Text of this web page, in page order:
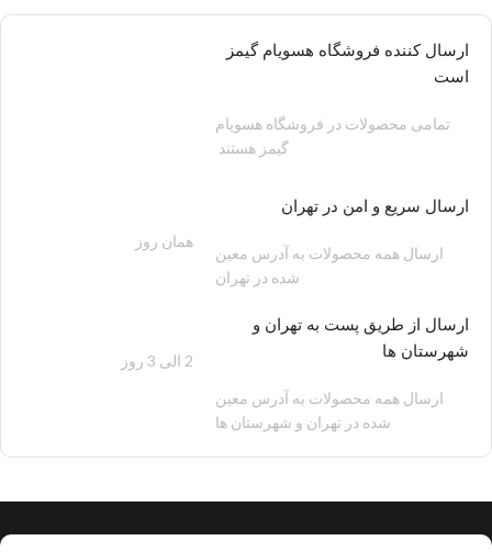
ارسال کننده فروشگاه هسویام گیمز
است
تمامی محصولات در فروشگاه هسویام
گیمز هستند
ارسال سریع و امن در تهران
ارسال همه محصولات به آدرس معین
شده در تهران
همان روز
ارسال از طریق پست به تهران و
شهرستان ها
ارسال همه محصولات به آدرس معین
شده در تهران و شهرستان ها
2 الی 3 روز